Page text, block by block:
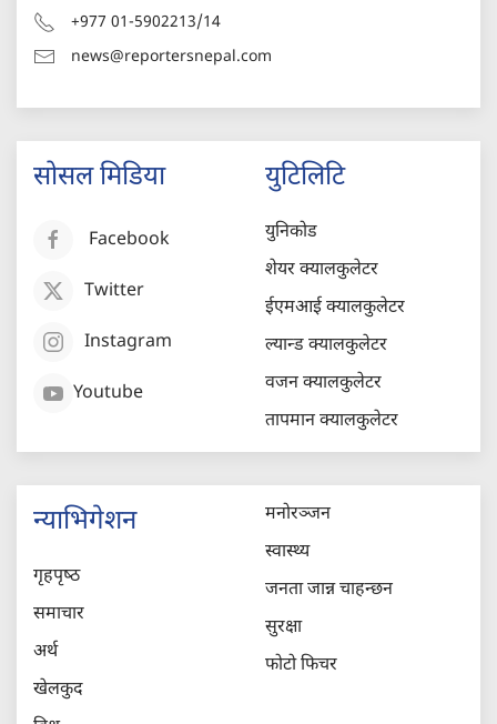
+977 01-5902213/14
news@reportersnepal.com
सोसल मिडिया
Facebook
Twitter
Instagram
Youtube
युटिलिटि
युनिकोड
शेयर क्यालकुलेटर
ईएमआई क्यालकुलेटर
ल्यान्ड क्यालकुलेटर
वजन क्यालकुलेटर
तापमान क्यालकुलेटर
न्याभिगेशन
गृहपृष्‍ठ
समाचार
अर्थ
खेलकुद
मनोरञ्जन
स्वास्थ्य
जनता जान्न चाहन्छन
सुरक्षा
फोटो फिचर